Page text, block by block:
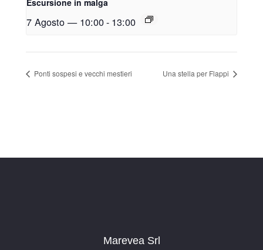
7 Agosto — 10:00- 13:00
Ponti sospesi e vecchi mestieri Una stella per Flappi
Marevea Srl